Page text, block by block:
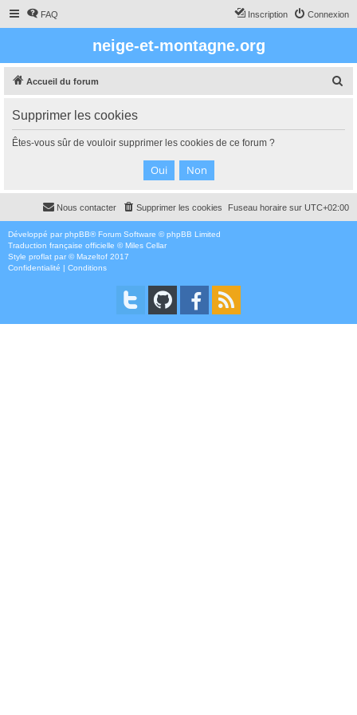
FAQ Connexion
Inscription
neige-et-montagne.org
Accueil du forum
c
Supprimer les cookies
Êtes-vous sûr de vouloir supprimer les cookies de ce forum ?
Fuseau horaire sur UTC+02:00
Supprimer les cookies
Nous contacter
Développé par phpBB® Forum Software © phpBB Limited
Traduction française officielle ©Miles Cellar
Style proflat par ©Mazeltof 2017
Confidentialité | Conditions